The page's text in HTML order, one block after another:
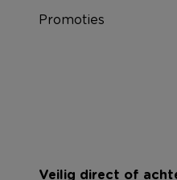
Promoties
Veilig direct of